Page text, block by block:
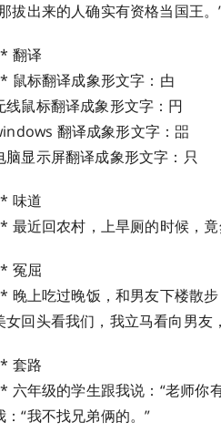
拔出来的人确实有资格当国王。
翻译
鼠标翻译成象形文字：甴
线鼠标翻译成象形文字：円
翻译成象形文字：㗊
脑显示屏翻译成象形文字：只
味道
最近回农村，上旱厕的时候，竟
冤屈
晚上吃过晚饭，和男友下楼散步
女回头看我们，我立马看向男友
套路
六年级的学生跟我说：“老师你
：“我不找兄弟俩的。”